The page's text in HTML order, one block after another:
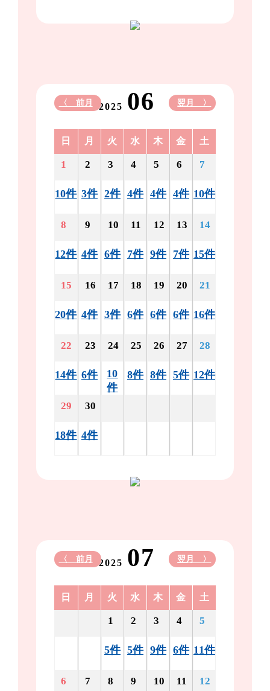
2025 06
〈 前月 翌月 〉
日 月 火 水 木 金 土
1
10件
2
3件
3
2件
4
4件
5
4件
6
4件
7
10件
8
12件
9
4件
10
6件
11
7件
12
9件
13
7件
14
15件
15
20件
16
4件
17
3件
18
6件
19
6件
20
6件
21
16件
22
14件
23
6件
24
10
件
25
8件
26
8件
27
5件
28
12件
29
18件
30
4件
2025 07
〈 前月 翌月 〉
日 月 火 水 木 金 土
1
5件
2
5件
3
9件
4
6件
5
11件
6 7 8 9 10 11 12